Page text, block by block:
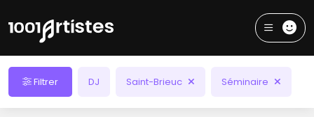
Filtrer DJ Saint-Brieuc Séminaire